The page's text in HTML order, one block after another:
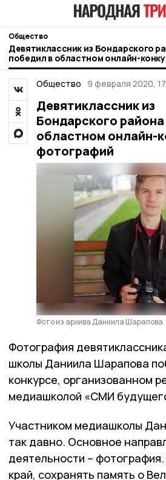
Общество
Девятиклассник из Бондарского
победил в областном онлайн-
фотографий
Общество 9 февраля 2020,
Девятиклассник из
Бондарского
областном онлайн-
фотографий
Фото из архива Даниила Шарапова
Фотография
школы Даниила Шарапова
конкурсе, организованном
медиашколой «СМИ
Участником медиашколы
так давно. Основное
деятельности –
край, сохранять память о